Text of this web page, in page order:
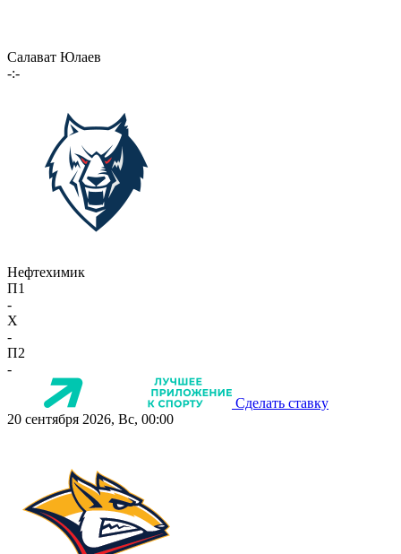
Салават Юлаев
-:-
Нефтехимик
П1
-
X
-
П2
-
Сделать ставку
20 сентября 2026, Вс, 00:00